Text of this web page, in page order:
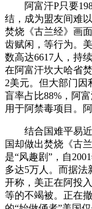
阿富汗P只要
结，成为盟友间难
焚烧《古兰经》画
齿赋闲，等行为。
数高达6617人，持
在阿富汗坎大哈省
2美元。但大部门因
盲率占比88%，阿
用于阿禁毒项目。
结合国难平易近
国却做出焚烧《古
是“风趣剧”，自
多达5万人。而据法
开称，美正在阿投
等的不竭被。正在